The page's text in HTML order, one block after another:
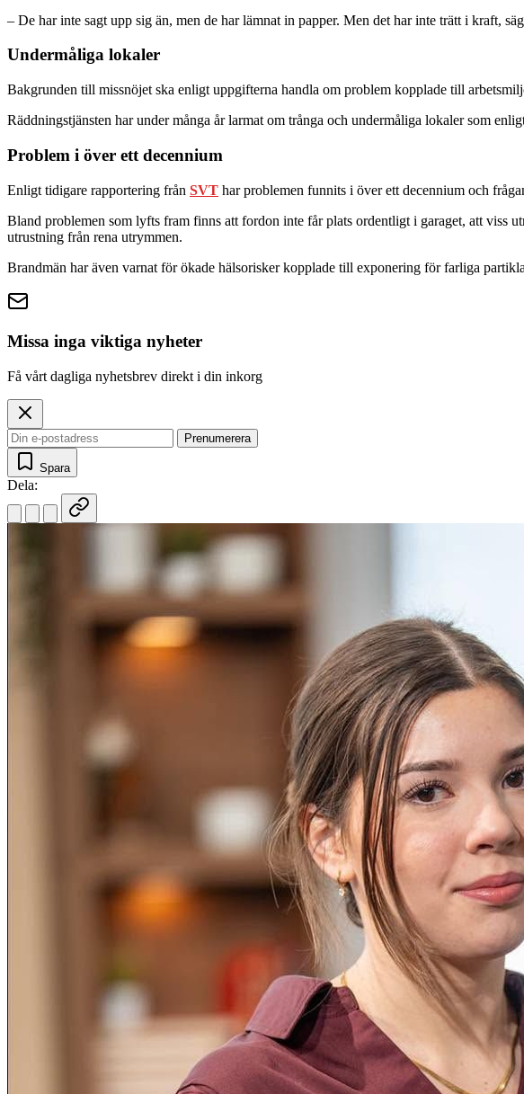
– De har inte sagt upp sig än, men de har lämnat in papper. Men det har inte trätt i kraft,
Undermåliga lokaler
Bakgrunden till missnöjet ska enligt uppgifterna handla om problem kopplade till
Räddningstjänsten har under många år larmat om trånga och undermåliga lokaler som
Problem i över ett decennium
Enligt tidigare rapportering från SVT har problemen funnits i över ett decennium och
Bland problemen som lyfts fram finns att fordon inte får plats ordentligt i garaget, att viss
utrustning från rena utrymmen.
Brandmän har även varnat för ökade hälsorisker kopplade till exponering för farliga
Missa inga viktiga nyheter
Få vårt dagliga nyhetsbrev direkt i din inkorg
Prenumerera
Spara
Dela: